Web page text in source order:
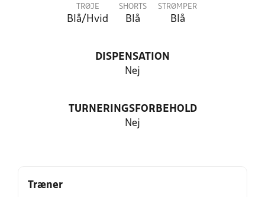
TRØJE
Blå/Hvid
SHORTS
Blå
STRØMPER
Blå
DISPENSATION
Nej
TURNERINGSFORBEHOLD
Nej
Træner